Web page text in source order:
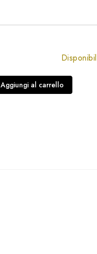
Aggiungi al carrello